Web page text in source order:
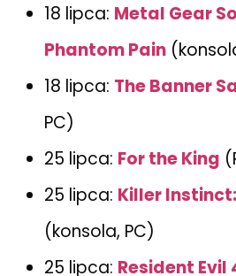
18 lipca: Metal Gear
Phantom Pain
18 lipca: The Banner
PC)
25 lipca: For the King
25 lipca: Killer
(konsola, PC)
25 lipca: Resident Evil